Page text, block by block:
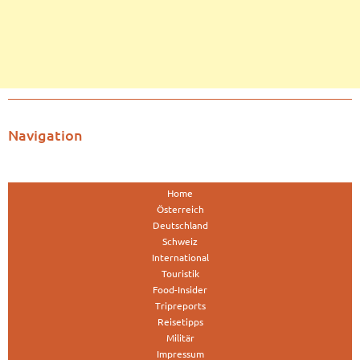
Navigation
Home
Österreich
Deutschland
Schweiz
International
Touristik
Food-Insider
Tripreports
Reisetipps
Militär
Impressum